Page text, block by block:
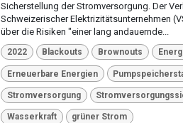
Sicherstellung der Stromversorgung. Der
Schweizerischer Elektrizitätsunternehmen
über die Risiken "einer lang andauernde...
2022 Blackouts Brownouts
Erneuerbare Energien
Stromversorgung
Wasserkraft
grüner Strom